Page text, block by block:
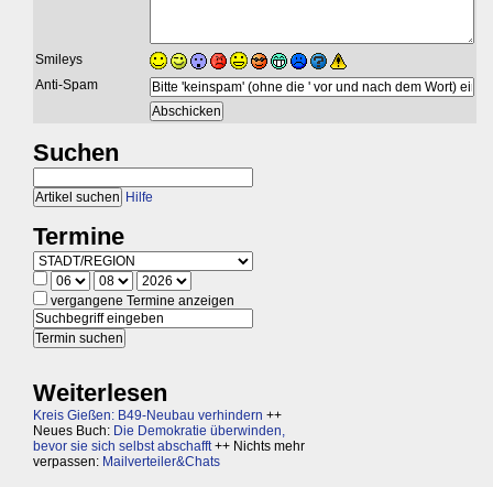
Smileys
Anti-Spam
Suchen
Hilfe
Termine
vergangene Termine anzeigen
Weiterlesen
Kreis Gießen: B49-Neubau verhindern ++
Neues Buch: Die Demokratie überwinden,
bevor sie sich selbst abschafft++ Nichts mehr
verpassen: Mailverteiler&Chats